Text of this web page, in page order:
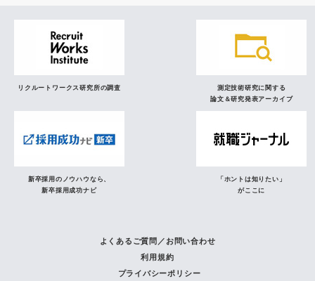
リクルートワークス研究所の調査
測定技術研究に関する
論文＆研究発表アーカイブ
新卒採用のノウハウなら、
新卒採用成功ナビ
「ホントは知りたい」
がここに
よくあるご質問／お問い合わせ
利用規約
プライバシーポリシー